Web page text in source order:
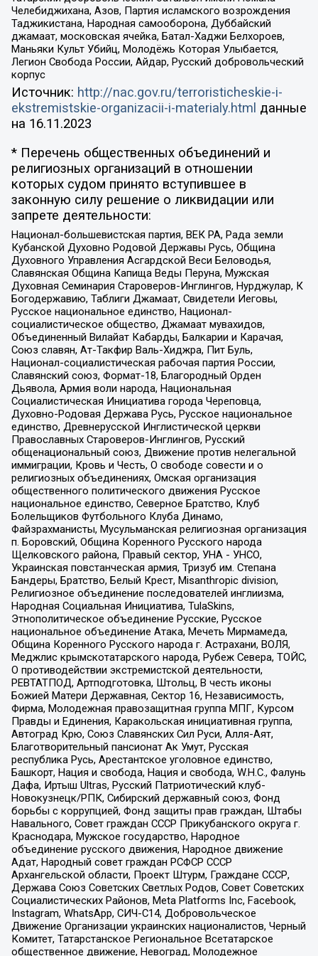
Челебиджихана, Азов, Партия исламского возрождения
Таджикистана, Народная самооборона, Дуббайский
джамаат, московская ячейка, Батал-Хаджи Белхороев,
Маньяки Культ Убийц, Молодёжь Которая Улыбается,
Легион Свобода России, Айдар, Русский добровольческий
корпус
Источник: http://nac.gov.ru/terroristicheskie-i-
ekstremistskie-organizacii-i-materialy.html данные
на 16.11.2023
* Перечень общественных объединений и
религиозных организаций в отношении
которых судом принято вступившее в
законную силу решение о ликвидации или
запрете деятельности:
Национал-большевистская партия, ВЕК РА, Рада земли
Кубанской Духовно Родовой Державы Русь, Община
Духовного Управления Асгардской Веси Беловодья,
Славянская Община Капища Веды Перуна, Мужская
Духовная Семинария Староверов-Инглингов, Нурджулар, К
Богодержавию, Таблиги Джамаат, Свидетели Иеговы,
Русское национальное единство, Национал-
социалистическое общество, Джамаат мувахидов,
Объединенный Вилайат Кабарды, Балкарии и Карачая,
Союз славян, Ат-Такфир Валь-Хиджра, Пит Буль,
Национал-социалистическая рабочая партия России,
Славянский союз, Формат-18, Благородный Орден
Дьявола, Армия воли народа, Национальная
Социалистическая Инициатива города Череповца,
Духовно-Родовая Держава Русь, Русское национальное
единство, Древнерусской Инглистической церкви
Православных Староверов-Инглингов, Русский
общенациональный союз, Движение против нелегальной
иммиграции, Кровь и Честь, О свободе совести и о
религиозных объединениях, Омская организация
общественного политического движения Русское
национальное единство, Северное Братство, Клуб
Болельщиков Футбольного Клуба Динамо,
Файзрахманисты, Мусульманская религиозная организация
п. Боровский, Община Коренного Русского народа
Щелковского района, Правый сектор, УНА - УНСО,
Украинская повстанческая армия, Тризуб им. Степана
Бандеры, Братство, Белый Крест, Misanthropic division,
Религиозное объединение последователей инглиизма,
Народная Социальная Инициатива, TulaSkins,
Этнополитическое объединение Русские, Русское
национальное объединение Атака, Мечеть Мирмамеда,
Община Коренного Русского народа г. Астрахани, ВОЛЯ,
Меджлис крымскотатарского народа, Рубеж Севера, ТОЙС,
О противодействии экстремистской деятельности,
РЕВТАТПОД, Артподготовка, Штольц, В честь иконы
Божией Матери Державная, Сектор 16, Независимость,
Фирма, Молодежная правозащитная группа МПГ, Курсом
Правды и Единения, Каракольская инициативная группа,
Автоград Крю, Союз Славянских Сил Руси, Алля-Аят,
Благотворительный пансионат Ак Умут, Русская
республика Русь, Арестантское уголовное единство,
Башкорт, Нация и свобода, Нация и свобода, W.H.С., Фалунь
Дафа, Иртыш Ultras, Русский Патриотический клуб-
Новокузнецк/РПК, Сибирский державный союз, Фонд
борьбы с коррупцией, Фонд защиты прав граждан, Штабы
Навального, Совет граждан СССР Прикубанского округа г.
Краснодара, Мужское государство, Народное
объединение русского движения, Народное движение
Адат, Народный совет граждан РСФСР СССР
Архангельской области, Проект Штурм, Граждане СССР,
Держава Союз Советских Светлых Родов, Совет Советских
Социалистических Районов, Meta Platforms Inc, Facebook,
Instagram, WhatsApp, СИЧ-С14, Добровольческое
Движение Организации украинских националистов, Черный
Комитет, Татарстанское Региональное Всетатарское
общественное движение, Невоград, Молодежное